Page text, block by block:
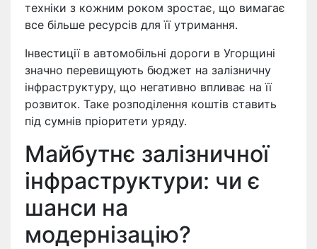
техніки з кожним роком зростає, що вимагає
все більше ресурсів для її утримання.
Інвестиції в автомобільні дороги в Угорщині
значно перевищують бюджет на залізничну
інфраструктуру, що негативно впливає на її
розвиток. Таке розподілення коштів ставить
під сумнів пріоритети уряду.
Майбутнє залізничної
інфраструктури: чи є
шанси на
модернізацію?